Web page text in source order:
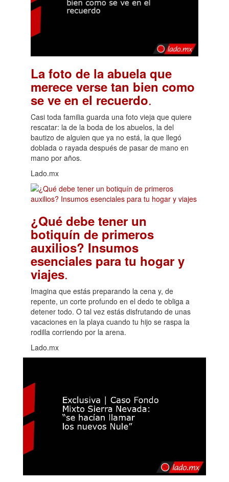
La foto de la abuela que
merece verse tan bien como
se ve en el recuerdo.
Casi toda familia guarda una foto vieja que quiere
rescatar: la de la boda de los abuelos, la del
bautizo de alguien que ya no está, la que llegó
doblada o rayada después de pasar de mano en
mano por años.
Lado.mx
¿Qué debe tener un
botiquín de primeros
auxilios? Insumos
esenciales para tu hogar y
viajes.
Imagina que estás preparando la cena y, de
repente, un corte profundo en el dedo te obliga a
detener todo. O tal vez estás disfrutando de unas
vacaciones en la playa cuando tu hijo se raspa la
rodilla corriendo por la arena.
Lado.mx